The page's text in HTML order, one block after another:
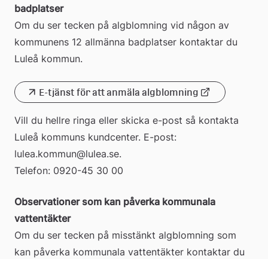
badplatser
Om du ser tecken på algblomning vid någon av
kommunens 12 allmänna badplatser kontaktar du
Luleå kommun.
E-tjänst för att anmäla algblomning
Länk
till
extern
webbplats
Vill du hellre ringa eller skicka e-post så kontakta
Luleå kommuns kundcenter. E-post:
lulea.kommun@lulea.se.
Telefon: 0920-45 30 00
Observationer som kan påverka kommunala
vattentäkter
Om du ser tecken på misstänkt algblomning som
kan påverka kommunala vattentäkter kontaktar du